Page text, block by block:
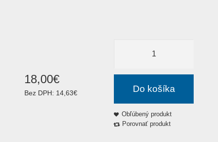
18,00€
Bez DPH: 14,63€ Do košíka
Obľúbený produkt
Porovnať produkt